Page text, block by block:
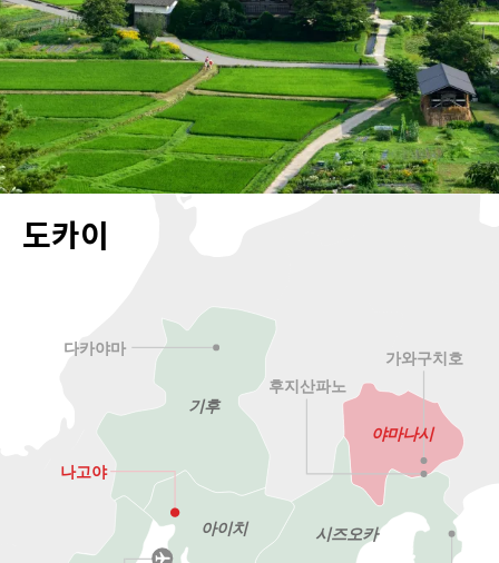
야마나시
시즈오카
기후
아이치
나고야
다카야마
가와구치호
후지산파노
도카이